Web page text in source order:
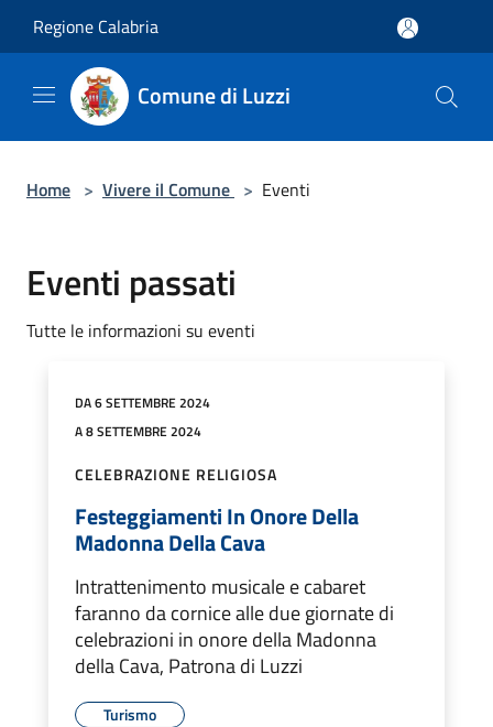
Regione Calabria
Comune di Luzzi
Home > Vivere il Comune > Eventi
Eventi passati
Tutte le informazioni su eventi
DA 6 SETTEMBRE 2024
A 8 SETTEMBRE 2024
CELEBRAZIONE RELIGIOSA
Festeggiamenti In Onore Della
Madonna Della Cava
Intrattenimento musicale e cabaret
faranno da cornice alle due giornate di
celebrazioni in onore della Madonna
della Cava, Patrona di Luzzi
Turismo